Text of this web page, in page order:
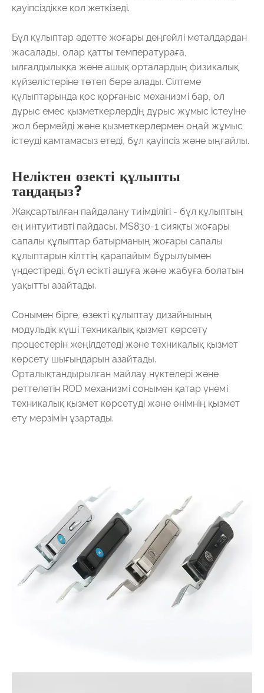
қауіпсіздікке қол жеткізеді.
Бұл құлыптар әдетте жоғары деңгейлі металдардан
жасалады, олар қатты температураға,
ылғалдылыққа және ашық орталардың физикалық
күйзелістеріне төтеп бере алады. Сілтеме
құлыптарында қос қорғаныс механизмі бар, ол
дұрыс емес қызметкерлердің дұрыс жұмыс істеуіне
жол бермейді және қызметкерлермен оңай жұмыс
істеуді қамтамасыз етеді, бұл қауіпсіз және ыңғайлы.
Неліктен өзекті құлыпты
таңдаңыз?
Жақсартылған пайдалану тиімділігі - бұл құлыптың
ең интуитивті пайдасы. MS830-1 сияқты жоғары
сапалы құлыптар батырманың жоғары сапалы
құлыптарын кілттің қарапайым бұрылуымен
үндестіреді, бұл есікті ашуға және жабуға болатын
уақытты азайтады.
Сонымен бірге, өзекті құлыптау дизайнының
модульдік күші техникалық қызмет көрсету
процестерін жеңілдетеді және техникалық қызмет
көрсету шығындарын азайтады.
Орталықтандырылған майлау нүктелері және
реттелетін ROD механизмі сонымен қатар үнемі
техникалық қызмет көрсетуді және өнімнің қызмет
ету мерзімін ұзартады.